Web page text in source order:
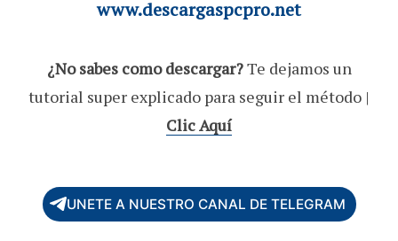
www.descargaspcpro.net
¿No sabes como descargar?Te dejamos un
tutorial super explicado para seguir el método |
Clic Aquí
UNETE A NUESTRO CANAL DE TELEGRAM